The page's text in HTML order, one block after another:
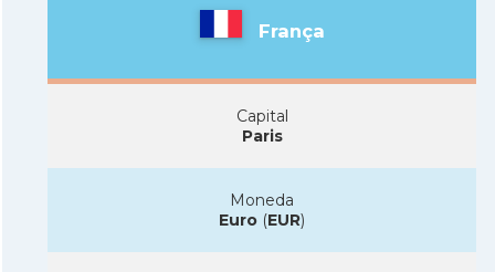
França
Capital
Paris
Moneda
Euro (EUR)